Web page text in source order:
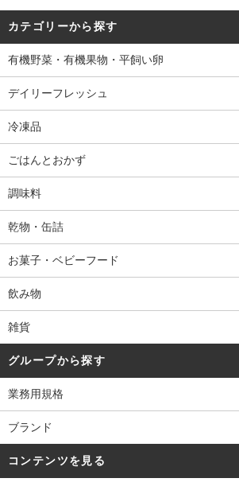
カテゴリーから探す
有機野菜・有機果物・平飼い卵
デイリーフレッシュ
冷凍品
ごはんとおかず
調味料
乾物・缶詰
お菓子・ベビーフード
飲み物
雑貨
グループから探す
業務用規格
ブランド
コンテンツを見る